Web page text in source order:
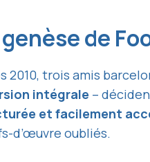
de
2010, trois amis
intégrale –
et facilement
d’œuvre oubliés.